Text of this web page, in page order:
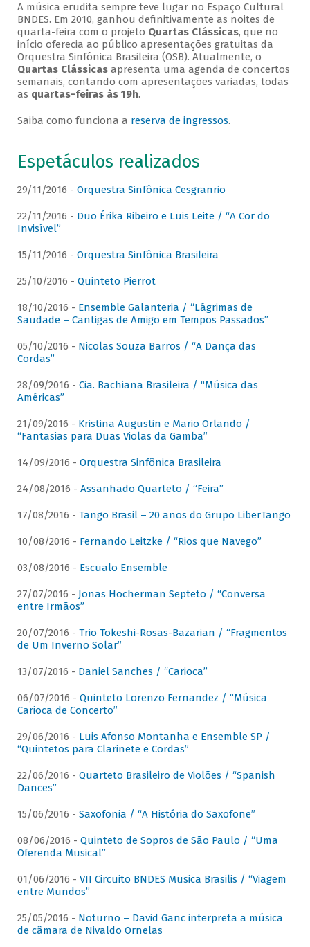
A música erudita sempre teve lugar no Espaço Cultural
BNDES. Em 2010, ganhou definitivamente as noites de
quarta-feira com o projeto Quartas Clássicas, que no
início oferecia ao público apresentações gratuitas da
Orquestra Sinfônica Brasileira (OSB). Atualmente, o
Quartas Clássicasapresenta uma agenda de concertos
semanais, contando com apresentações variadas, todas
as quartas-feiras às 19h.
Saiba como funciona a reserva de ingressos.
Espetáculos realizados
29/11/2016 - Orquestra Sinfônica Cesgranrio
22/11/2016 - Duo Érika Ribeiro e Luis Leite / “A Cor do
Invisível”
15/11/2016 - Orquestra Sinfônica Brasileira
25/10/2016 - Quinteto Pierrot
18/10/2016 - Ensemble Galanteria / “Lágrimas de
Saudade – Cantigas de Amigo em Tempos Passados”
05/10/2016 - Nicolas Souza Barros / “A Dança das
Cordas”
28/09/2016 - Cia. Bachiana Brasileira / “Música das
Américas”
21/09/2016 - Kristina Augustin e Mario Orlando /
“Fantasias para Duas Violas da Gamba”
14/09/2016 - Orquestra Sinfônica Brasileira
24/08/2016 - Assanhado Quarteto / “Feira”
17/08/2016 - Tango Brasil – 20 anos do Grupo LiberTango
10/08/2016 - Fernando Leitzke / “Rios que Navego”
03/08/2016 - Escualo Ensemble
27/07/2016 - Jonas Hocherman Septeto / “Conversa
entre Irmãos”
20/07/2016 - Trio Tokeshi-Rosas-Bazarian / “Fragmentos
de Um Inverno Solar”
13/07/2016 - Daniel Sanches / “Carioca”
06/07/2016 - Quinteto Lorenzo Fernandez / “Música
Carioca de Concerto”
29/06/2016 - Luis Afonso Montanha e Ensemble SP /
“Quintetos para Clarinete e Cordas”
22/06/2016 - Quarteto Brasileiro de Violões / “Spanish
Dances”
15/06/2016 - Saxofonia / “A História do Saxofone”
08/06/2016 - Quinteto de Sopros de São Paulo / “Uma
Oferenda Musical”
01/06/2016 - VII Circuito BNDES Musica Brasilis / “Viagem
entre Mundos”
25/05/2016 - Noturno – David Ganc interpreta a música
de câmara de Nivaldo Ornelas